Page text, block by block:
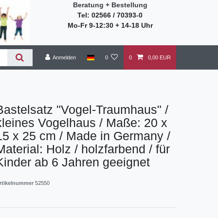
Beratung + Bestellung
Tel: 02566 / 70393-0
Mo-Fr 9-12:30 + 14-18 Uhr
Anmelden 0 0 0,00 EUR
"Vogel-Traumhaus" /
Vogelhaus / Maße: 20 x
x 25 cm / Made in Germany /
Holz / holzfarbend / für
ab 6 Jahren geeignet
52550